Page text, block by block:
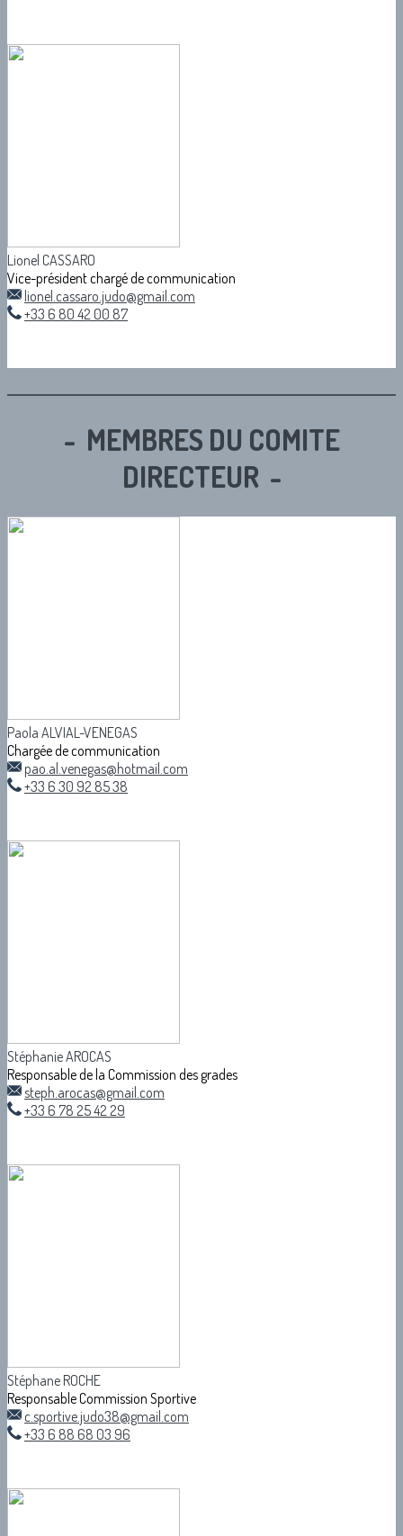
Lionel CASSARO
Vice-président chargé de communication
lionel.cassaro.judo@gmail.com
+33 6 80 42 00 87
- MEMBRES DU COMITE
DIRECTEUR -
Paola ALVIAL-VENEGAS
Chargée de communication
pao.al.venegas@hotmail.com
+33 6 30 92 85 38
Stéphanie AROCAS
Responsable de la Commission des grades
steph.arocas@gmail.com
+33 6 78 25 42 29
Stéphane ROCHE
Responsable Commission Sportive
c.sportive.judo38@gmail.com
+33 6 88 68 03 96